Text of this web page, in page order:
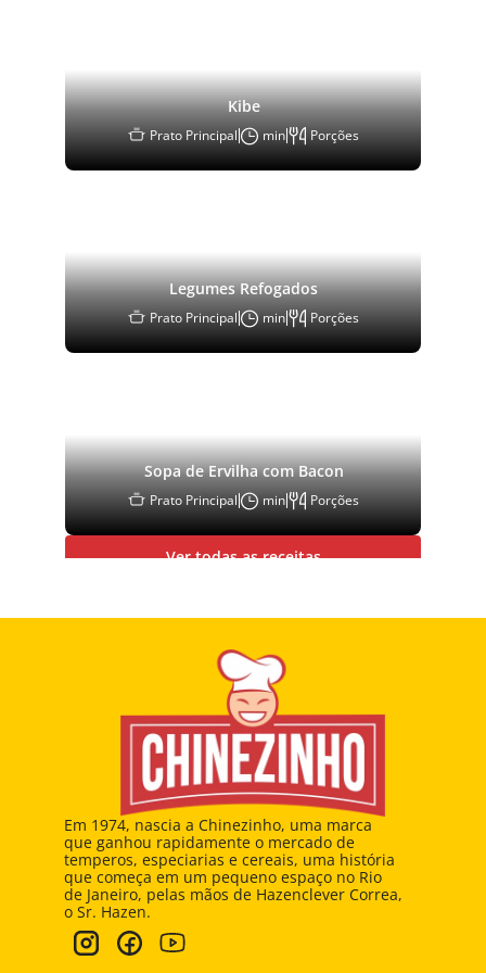
Kibe
Prato Principal min Porções
Legumes Refogados
Prato Principal min Porções
Sopa de Ervilha com Bacon
Prato Principal min Porções
Ver todas as receitas
Em 1974, nascia a Chinezinho, uma marca
que ganhou rapidamente o mercado de
temperos, especiarias e cereais, uma história
que começa em um pequeno espaço no Rio
de Janeiro, pelas mãos de Hazenclever Correa,
o Sr. Hazen.